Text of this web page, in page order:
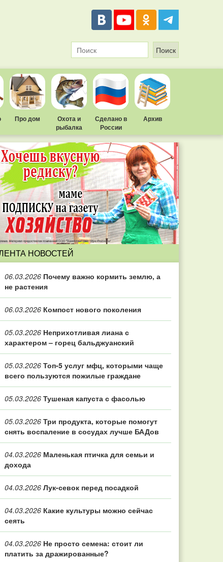
Про дом
Охота и
рыбалка
Сделано в
России
Архив
НОВОСТЕЙ
06.03.2026 Почему важно кормить землю, а
не растения
06.03.2026 Компост нового поколения
05.03.2026 Неприхотливая лиана с
характером – горец бальджуанский
05.03.2026 Топ‑5 услуг мфц, которыми чаще
всего пользуются пожилые граждане
05.03.2026 Тушеная капуста с фасолью
05.03.2026 Три продукта, которые помогут
снять воспаление в сосудах лучше БАДов
04.03.2026 Маленькая птичка для семьи и
дохода
04.03.2026 Лук-севок перед посадкой
04.03.2026 Какие культуры можно сейчас
сеять
04.03.2026 Не просто семена: стоит ли
платить за дражированные?